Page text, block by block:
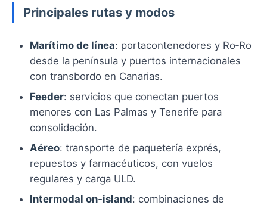
Principales rutas y modos
Marítimo de línea: portacontenedores y Ro‑Ro
desde la península y puertos internacionales
con transbordo en Canarias.
Feeder: servicios que conectan puertos
menores con Las Palmas y Tenerife para
consolidación.
Aéreo: transporte de paquetería exprés,
repuestos y farmacéuticos, con vuelos
regulares y carga ULD.
Intermodal on‑island: combinaciones de